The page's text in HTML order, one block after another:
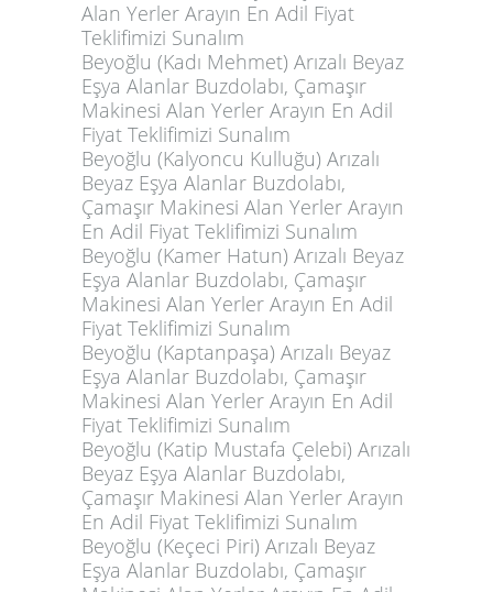
Alan Yerler Arayın En Adil Fiyat
Teklifimizi Sunalım
Beyoğlu (Kadı Mehmet) Arızalı Beyaz
Eşya Alanlar Buzdolabı, Çamaşır
Makinesi Alan Yerler Arayın En Adil
Fiyat Teklifimizi Sunalım
Beyoğlu (Kalyoncu Kulluğu) Arızalı
Beyaz Eşya Alanlar Buzdolabı,
Çamaşır Makinesi Alan Yerler Arayın
En Adil Fiyat Teklifimizi Sunalım
Beyoğlu (Kamer Hatun) Arızalı Beyaz
Eşya Alanlar Buzdolabı, Çamaşır
Makinesi Alan Yerler Arayın En Adil
Fiyat Teklifimizi Sunalım
Beyoğlu (Kaptanpaşa) Arızalı Beyaz
Eşya Alanlar Buzdolabı, Çamaşır
Makinesi Alan Yerler Arayın En Adil
Fiyat Teklifimizi Sunalım
Beyoğlu (Katip Mustafa Çelebi) Arızalı
Beyaz Eşya Alanlar Buzdolabı,
Çamaşır Makinesi Alan Yerler Arayın
En Adil Fiyat Teklifimizi Sunalım
Beyoğlu (Keçeci Piri) Arızalı Beyaz
Eşya Alanlar Buzdolabı, Çamaşır